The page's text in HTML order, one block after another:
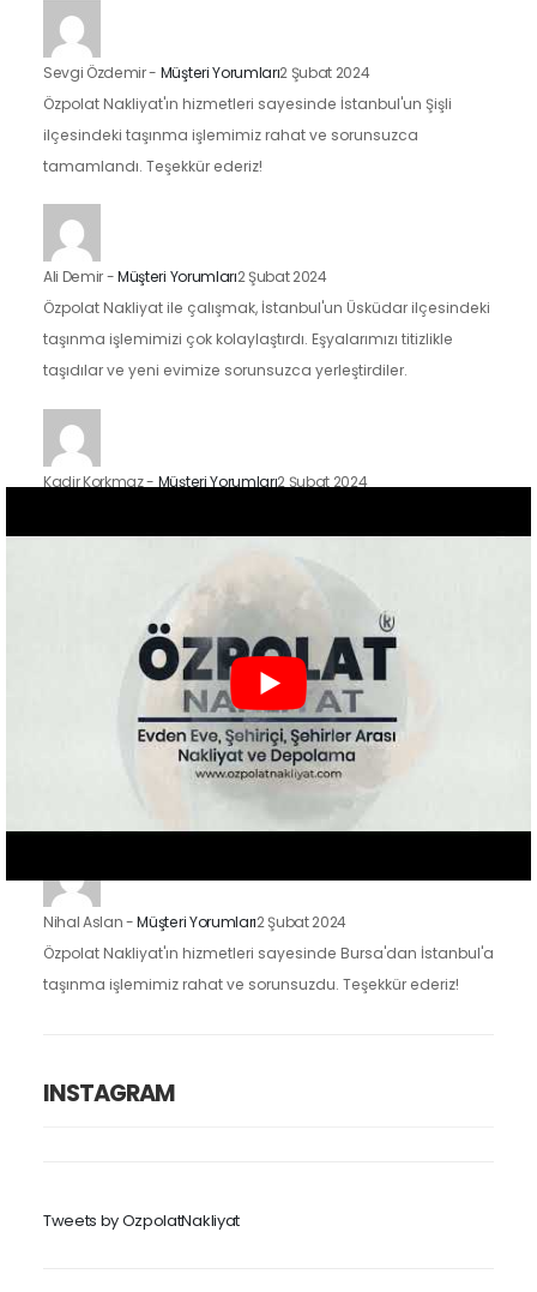
Sevgi Özdemir- Müşteri Yorumları2 Şubat 2024
Özpolat Nakliyat'ın hizmetleri sayesinde İstanbul'un Şişli
ilçesindeki taşınma işlemimiz rahat ve sorunsuzca
tamamlandı. Teşekkür ederiz!
Ali Demir-Müşteri Yorumları2 Şubat 2024
Özpolat Nakliyat ile çalışmak, İstanbul'un Üsküdar ilçesindeki
taşınma işlemimizi çok kolaylaştırdı. Eşyalarımızı titizlikle
taşıdılar ve yeni evimize sorunsuzca yerleştirdiler.
Kadir Korkmaz- Müşteri Yorumları2 Şubat 2024
-Müşteri Yorumları2 Şubat 2024
Özpolat Nakliyat ile çalışmak, Gaziantep'ten Ankara'ya
taşınma işlemimizi oldukça kolaylaştırdı. Eşyalarımızı dikkatle
Nihal Aslan-Müşteri Yorumları2 Şubat 2024
Özpolat Nakliyat'ın hizmetleri sayesinde Bursa'dan İstanbul'a
taşınma işlemimiz rahat ve sorunsuzdu. Teşekkür ederiz!
INSTAGRAM
Tweets by OzpolatNakliyat